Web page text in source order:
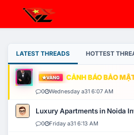
LATEST THREADS HOTTEST
VÀNG CẢNH BÁO BẢO
0 Wednesday a31 6:07 AM
Luxury Apartments in Noida
0 Friday a31 6:13 AM